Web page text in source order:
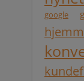
google